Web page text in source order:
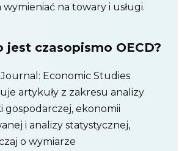
wymieniać na towary i usługi.
jest czasopismo OECD?
Economic Studies
artykuły z zakresu analizy
gospodarczej, ekonomii
i analizy statystycznej,
o wymiarze